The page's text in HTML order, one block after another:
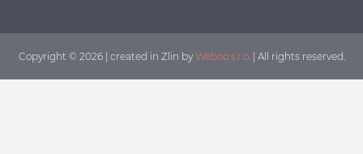
Copyright © 2026 | created in Zlin by Weboo s.r.o. | All rights reserved.